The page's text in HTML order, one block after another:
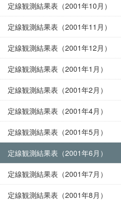
定線観測結果表（2001年10月）
定線観測結果表（2001年11月）
定線観測結果表（2001年12月）
定線観測結果表（2001年1月）
定線観測結果表（2001年2月）
定線観測結果表（2001年4月）
定線観測結果表（2001年5月）
定線観測結果表（2001年6月）
定線観測結果表（2001年7月）
定線観測結果表（2001年8月）